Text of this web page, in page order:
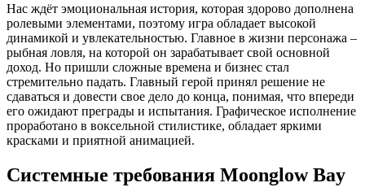
Нас ждёт эмоциональная история, которая здорово дополнена
ролевыми элементами, поэтому игра обладает высокой
динамикой и увлекательностью. Главное в жизни персонажа –
рыбная ловля, на которой он зарабатывает свой основной
доход. Но пришли сложные времена и бизнес стал
стремительно падать. Главный герой принял решение не
сдаваться и довести свое дело до конца, понимая, что впереди
его ожидают преграды и испытания. Графическое исполнение
проработано в воксельной стилистике, обладает яркими
красками и приятной анимацией.
Системные требования Moonglow Bay